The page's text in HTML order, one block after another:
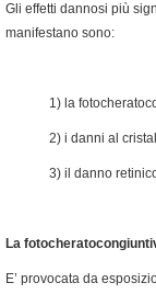
Gli effetti dannosi più
manifestano sono:
1) la
2) i danni al
3) il danno
La
E’ provocata da